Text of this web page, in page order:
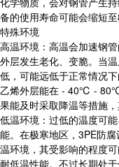
备的使用寿命可能会缩短至
特殊环境
高温环境：高温会加速钢
外层发生老化、变脆。当
低，可能远低于正常情况
乙烯外层能在 - 40℃ - 80℃
果能及时采取降温等措施
低温环境：过低的温度可
能。在极寒地区，3PE防
温环境，其受影响的程度
耐低温性能。不过长期处